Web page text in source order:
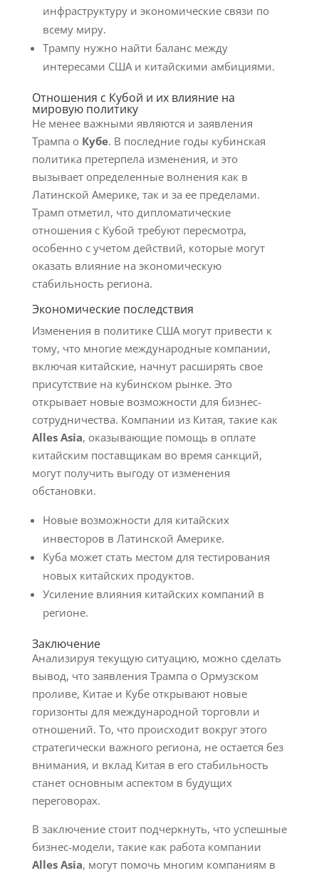
инфраструктуру и экономические связи по
всему миру.
Трампу нужно найти баланс между
интересами США и китайскими амбициями.
Отношения с Кубой и их влияние на
мировую политику
Не менее важными являются и заявления
Трампа о Кубе. В последние годы кубинская
политика претерпела изменения, и это
вызывает определенные волнения как в
Латинской Америке, так и за ее пределами.
Трамп отметил, что дипломатические
отношения с Кубой требуют пересмотра,
особенно с учетом действий, которые могут
оказать влияние на экономическую
стабильность региона.
Экономические последствия
Изменения в политике США могут привести к
тому, что многие международные компании,
включая китайские, начнут расширять свое
присутствие на кубинском рынке. Это
открывает новые возможности для бизнес-
сотрудничества. Компании из Китая, такие как
Alles Asia, оказывающие помощь в оплате
китайским поставщикам во время санкций,
могут получить выгоду от изменения
обстановки.
Новые возможности для китайских
инвесторов в Латинской Америке.
Куба может стать местом для тестирования
новых китайских продуктов.
Усиление влияния китайских компаний в
регионе.
Заключение
Анализируя текущую ситуацию, можно сделать
вывод, что заявления Трампа о Ормузском
проливе, Китае и Кубе открывают новые
горизонты для международной торговли и
отношений. То, что происходит вокруг этого
стратегически важного региона, не остается без
внимания, и вклад Китая в его стабильность
станет основным аспектом в будущих
переговорах.
В заключение стоит подчеркнуть, что успешные
бизнес-модели, такие как работа компании
Alles Asia, могут помочь многим компаниям в